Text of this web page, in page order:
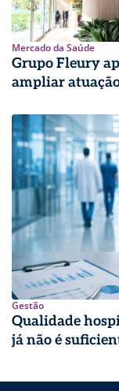
Mercado da Saúde
Grupo Fleury
ampliar
Gestão
Qualidade
já não é